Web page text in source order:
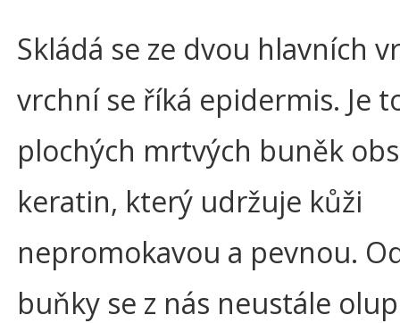
Skládá se ze dvou hlavních
vrchní se říká epidermis. Je
plochých mrtvých buněk
keratin, který udržuje kůži
nepromokavou a pevnou.
buňky se z nás neustále